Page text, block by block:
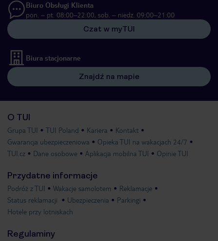
Biuro Obsługi Klienta
pon. – pt. 08:00–22:00, sob. – niedz. 09:00–21:00
Czat w myTUI
Biura stacjonarne
Znajdź na mapie
O TUI
Grupa TUI TUI Poland Kariera
Kontakt
Gwarancja ubezpieczeniowa
Opieka TUI na wakacjach 24/7
TUI.cz
Dane osobowe Aplikacja mobilna TUI Opinie TUI
Przydatne informacje
Podróż z TUI Wakacje samolotem
Reklamacje
Status reklamacji
Ubezpieczenia
Parkingi
Hotele przy lotniskach
Regulaminy